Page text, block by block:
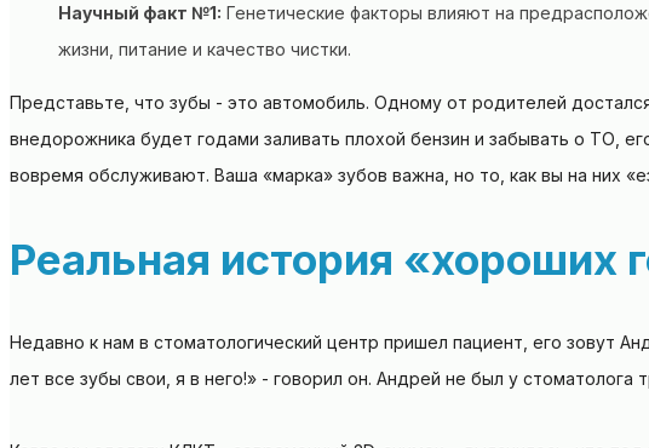
Научный факт №1: Генетические факторы влияют на
жизни, питание и качество чистки.
Представьте, что зубы - это автомобиль. Одному от родителей
внедорожника будет годами заливать плохой бензин и забывать о ТО,
вовремя обслуживают. Ваша «марка» зубов важна, но то, как вы на них
Реальная история «хороших
Недавно к нам в стоматологический центр пришел пациент, его зовут
лет все зубы свои, я в него!» - говорил он. Андрей не был у стоматолога